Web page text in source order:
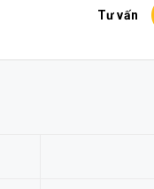
Tư vấn